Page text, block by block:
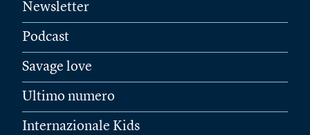
Newsletter
Podcast
Savage love
Ultimo numero
Internazionale Kids